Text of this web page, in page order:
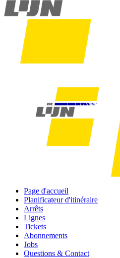
Page d'accueil
Planificateur d'itinéraire
Arrêts
Lignes
Tickets
Abonnements
Jobs
Questions & Contact